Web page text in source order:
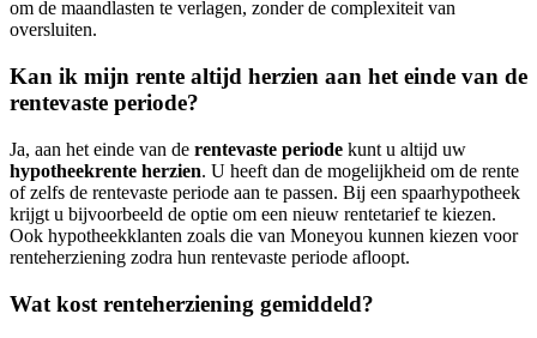
om de maandlasten te verlagen, zonder de complexiteit van
oversluiten.
Kan ik mijn rente altijd herzien aan het einde van de
rentevaste periode?
Ja, aan het einde van de rentevaste periode kunt u altijd uw
hypotheekrente herzien. U heeft dan de mogelijkheid om de rente
of zelfs de rentevaste periode aan te passen. Bij een spaarhypotheek
krijgt u bijvoorbeeld de optie om een nieuw rentetarief te kiezen.
Ook hypotheekklanten zoals die van Moneyou kunnen kiezen voor
renteherziening zodra hun rentevaste periode afloopt.
Wat kost renteherziening gemiddeld?